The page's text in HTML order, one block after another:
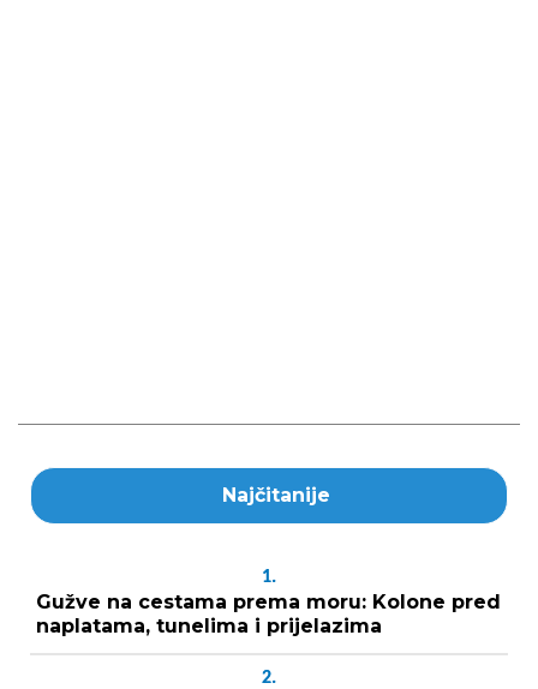
Najčitanije
1.
Gužve na cestama prema moru: Kolone pred
naplatama, tunelima i prijelazima
2.